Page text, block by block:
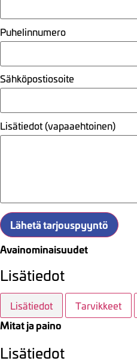
Puhelinnumero
Sähköpostiosoite
Lisätiedot (vapaaehtoinen)
Lähetä tarjouspyyntö
Avainominaisuudet
Lisätiedot
Lisätiedot Tarvikkeet
Mitat ja paino
Lisätiedot